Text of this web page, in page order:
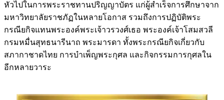
หัวไปในการพระราชทานปริญญาบัตร แก่ผู้สำเร็จการศึกษาจาก
มหาวิทยาลัยราชภัฏในหลายโอกาส รวมถึงการปฏิบัติพระ
กรณียกิจแทนพระองค์พระเจ้าวรวงศ์เธอ พระองค์เจ้าโสมสวลี
กรมหมื่นสุทธนารีนาถ พระมารดา ทั้งพระกรณียกิจเกี่ยวกับ
สภากาชาดไทย การบำเพ็ญพระกุศล และกิจกรรมการกุศลใน
อีกหลายวาระ